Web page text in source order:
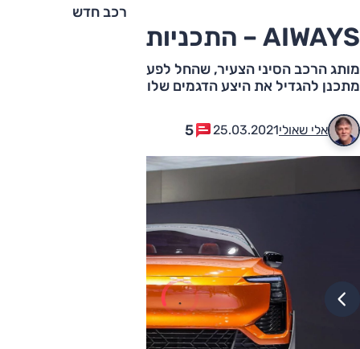
רכב חדש
AIWAYS – התכניות לעתיד
מתכנן להגדיל את היצע הדגמים שלו
אלי שאולי25.03.2021
5